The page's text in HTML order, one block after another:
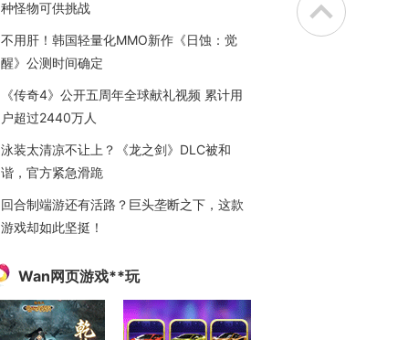
种怪物可供挑战
不用肝！韩国轻量化MMO新作《日蚀：觉
醒》公测时间确定
《传奇4》公开五周年全球献礼视频 累计用
户超过2440万人
泳装太清凉不让上？《龙之剑》DLC被和
谐，官方紧急滑跪
回合制端游还有活路？巨头垄断之下，这款
游戏却如此坚挺！
Wan网页游戏**玩